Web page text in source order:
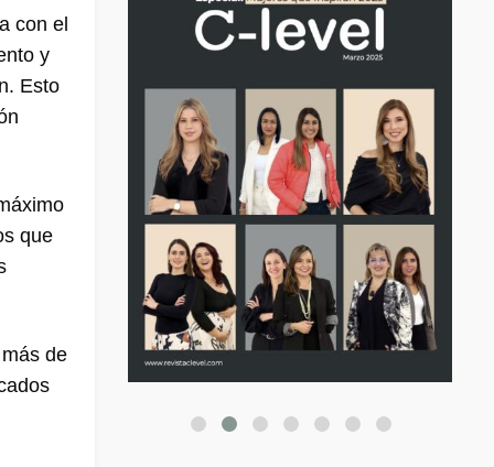
con el
y
Esto
que
de